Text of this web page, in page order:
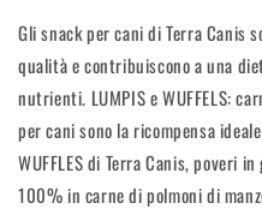
Gli snack per cani di Terra Canis
qualità e contribuiscono a una
nutrienti. LUMPIS e WUFFELS:
per cani sono la ricompensa
WUFFLES di Terra Canis, poveri
100% in carne di polmoni di